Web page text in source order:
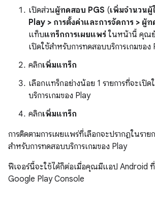
เปิดส่วนผู้ทดสอบ PGS (เพิ่มจำนวนผู้
Play > การตั้งค่าและการจัดการ > ผู้ท
แท็บแทร็กการเผยแพร่ ในหน้านี้ คุณยั
เปิดใช้สำหรับการทดสอบบริการเกมของ
คลิกเพิ่มแทร็ก
เลือกแทร็กอย่างน้อย 1 รายการที่จะเปิ
บริการเกมของ Play
คลิกเพิ่มแทร็ก
การติดตามการเผยแพร่ที่เลือกจะปรากฏในราย
สำหรับการทดสอบบริการเกมของ Play
ฟีเจอร์นี้จะใช้ได้ก็ต่อเมื่อคุณมีแอป Android
Google Play Console